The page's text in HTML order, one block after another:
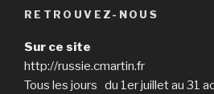
RETROUVEZ-NOUS
Sur ce site
http://russie.cmartin.fr
Tous les jours du 1er juillet au 31